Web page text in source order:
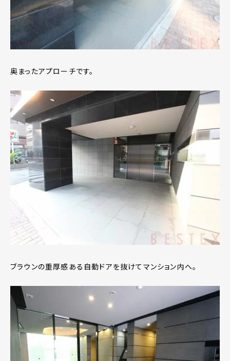
奥まったアプローチです。
ブラウンの重厚感ある自動ドアを抜けてマンション内へ。